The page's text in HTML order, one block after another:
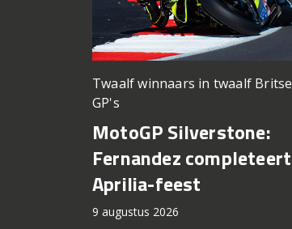
Twaalf winnaars in twaalf Britse
GP's
MotoGP Silverstone:
Fernandez completeert
Aprilia-feest
9 augustus 2026